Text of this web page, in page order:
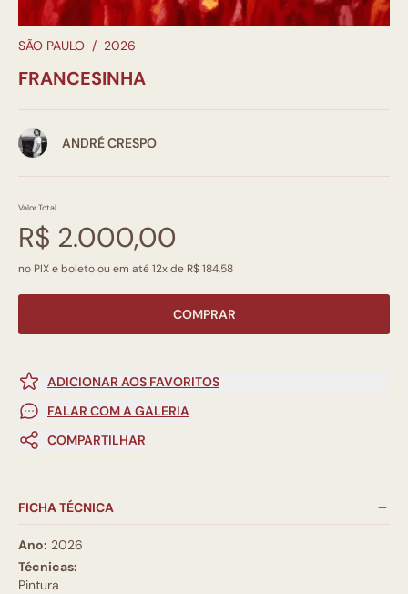
SÃO PAULO / 2026
FRANCESINHA
ANDRÉ CRESPO
Valor Total
R$ 2.000,00
no PIX e boleto ou em até 12x de R$ 184,58
COMPRAR
ADICIONAR AOS FAVORITOS
FALAR COM A GALERIA
COMPARTILHAR
FICHA TÉCNICA
Ano: 2026
Técnicas:
Pintura